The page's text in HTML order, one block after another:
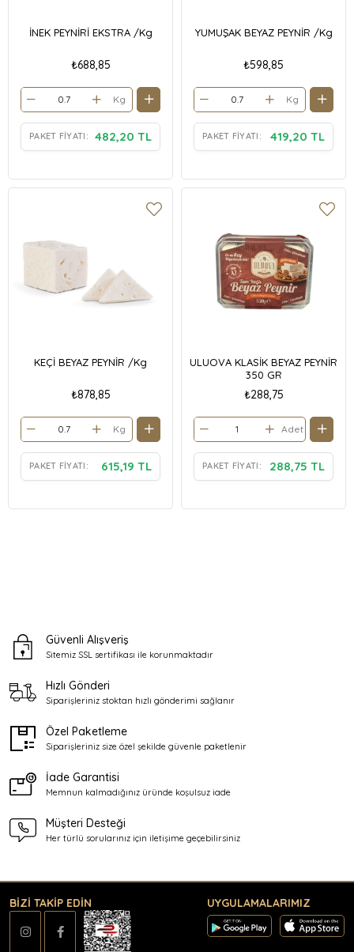
İNEK PEYNİRİ EKSTRA /Kg
₺688,85
Kg
PAKET FIYATI: 482,20 TL
YUMUŞAK BEYAZ PEYNİR /Kg
₺598,85
Kg
PAKET FIYATI: 419,20 TL
KEÇİ BEYAZ PEYNİR /Kg
₺878,85
Kg
PAKET FIYATI: 615,19 TL
ULUOVA KLASİK BEYAZ PEYNİR
350 GR
₺288,75
Adet
PAKET FIYATI: 288,75 TL
Güvenli Alışveriş
Sitemiz SSL sertifikası ile korunmaktadır
Hızlı Gönderi
Siparişleriniz stoktan hızlı gönderimi sağlanır
Özel Paketleme
Siparişleriniz size özel şekilde güvenle paketlenir
İade Garantisi
Memnun kalmadığınız üründe koşulsuz iade
Müşteri Desteği
Her türlü sorularınız için iletişime geçebilirsiniz
BİZİ TAKİP EDİN UYGULAMALARIMIZ